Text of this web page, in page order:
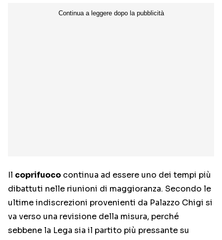
Il coprifuoco continua ad essere uno dei tempi più
dibattuti nelle riunioni di maggioranza. Secondo le
ultime indiscrezioni provenienti da Palazzo Chigi si
va verso una revisione della misura, perché
sebbene la Lega sia il partito più pressante su